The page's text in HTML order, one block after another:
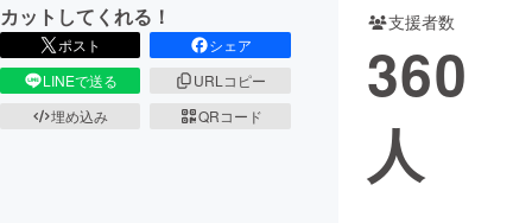
カットしてくれる！
ポスト
シェア
LINEで送る
URLコピー
埋め込み
QRコード
支援者数
360
人